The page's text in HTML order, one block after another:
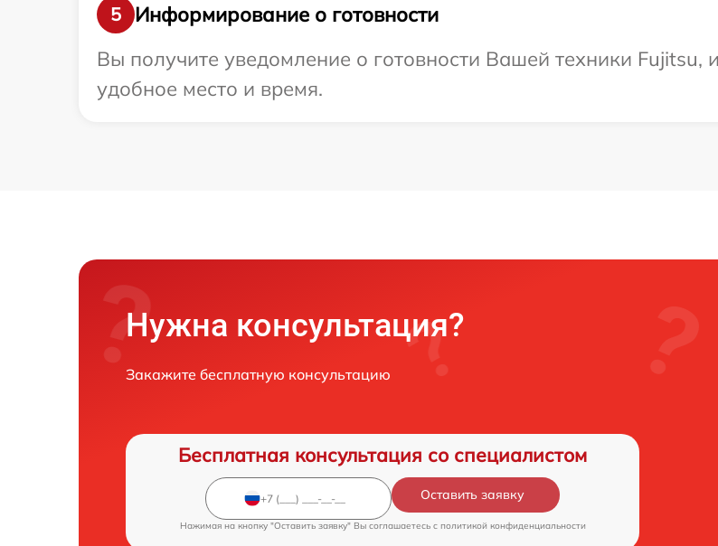
5
Информирование о готовности
Вы получите уведомление о готовности Вашей техники Fujitsu,
удобное место и время.
Нужна консультация?
Закажите бесплатную консультацию
Бесплатная консультация со специалистом
Оставить заявку
Нажимая на кнопку "Оставить заявку" Вы соглашаетесь c политикой конфиденциальности